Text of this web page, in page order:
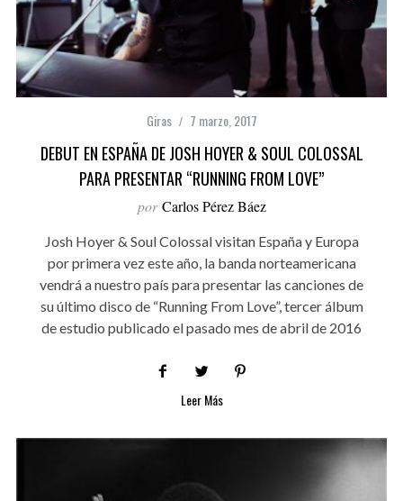
Giras 7 marzo, 2017
DEBUT EN ESPAÑA DE JOSH HOYER & SOUL COLOSSAL
PARA PRESENTAR “RUNNING FROM LOVE”
por Carlos Pérez Báez
Josh Hoyer & Soul Colossal visitan España y Europa
por primera vez este año, la banda norteamericana
vendrá a nuestro país para presentar las canciones de
su último disco de “Running From Love”, tercer álbum
de estudio publicado el pasado mes de abril de 2016
Leer Más